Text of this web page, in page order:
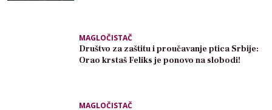
MAGLOČISTAČ
Društvo za zaštitu i proučavanje ptica Srbije:
Orao krstaš Feliks je ponovo na slobodi!
MAGLOČISTAČ